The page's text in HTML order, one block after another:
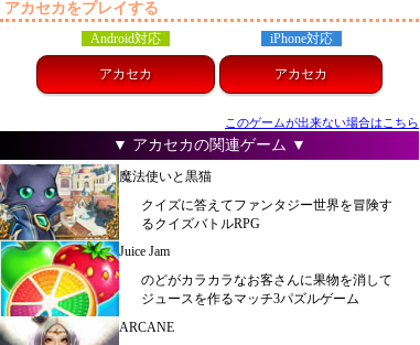
アカセカをプレイする
Android対応
アカセカ
iPhone対応
アカセカ
このゲームが出来ない場合はこちら
▼ アカセカの関連ゲーム ▼
魔法使いと黒猫
クイズに答えてファンタジー世界を冒険す
るクイズバトルRPG
Juice Jam
のどがカラカラなお客さんに果物を消して
ジュースを作るマッチ3パズルゲーム
ARCANE